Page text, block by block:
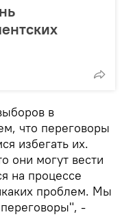
в
что переговоры
избегать их.
они могут вести
на процессе
проблем. Мы
-